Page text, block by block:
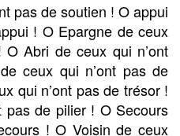
pas de soutien ! O appui
! O Epargne de ceux
O Abri de ceux qui n’ont
ceux qui n’ont pas de
qui n’ont pas de trésor !
pas de pilier ! O Secours
! O Voisin de ceux